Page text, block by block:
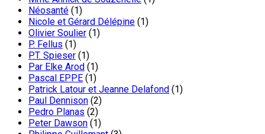
Néosanté (1)
Nicole et Gérard Délépine (1)
Olivier Soulier (1)
P. Fellus (1)
P.T. Spieser (1)
Par Elke Arod (1)
Pascal EPPE (1)
Patrick Latour et Jeanne Delafond (1)
Paul Dennison (2)
Pedro Planas (2)
Peter Dawson (1)